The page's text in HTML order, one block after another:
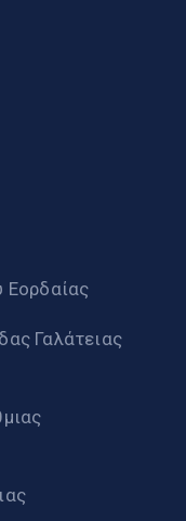
Εορδαίας
Γαλάτειας